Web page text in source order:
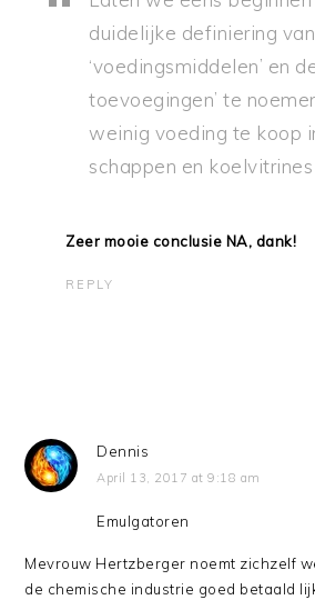
duidelijke definiering van
‘voedingsmiddelen’ en
toevoegingen’ te
weinig voeding te koop
schappen en koelvitrines
Zeer mooie conclusie NA, dank!
REPLY
Dennis
April 13, 2017 at 9:18 am
Emulgatoren
Mevrouw Hertzberger noemt zichzelf
de chemische industrie goed betaald